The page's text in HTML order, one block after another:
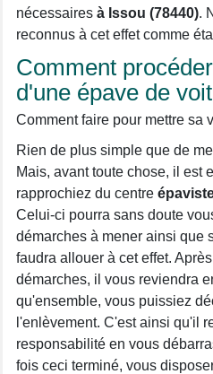
nécessaires à Issou (78440).
reconnus à cet effet comme
Comment
d'une épave de
Comment faire pour mettre sa
Rien de plus simple que de
Mais, avant toute chose, il est
rapprochiez du centre
Celui-ci pourra sans doute
démarches à mener ainsi que
faudra allouer à cet effet.
démarches, il vous reviendra
qu'ensemble, vous puissiez
l'enlèvement. C'est ainsi qu'il
responsabilité en vous
fois ceci terminé, vous